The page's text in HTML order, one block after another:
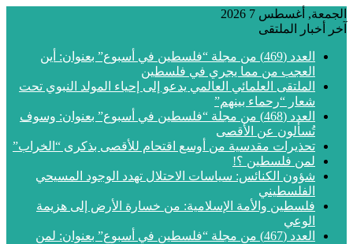
الجمعة, أغسطس 7 2026
آخر أخبار الملتقى
العدد (469) من مجلة “فلسطين في أسبوع” بعنوان: أين
العجب من مما يجري في فلسطين
الملتقى العلمائي العالمي يدعو إلى إحياء المولد النبوي تحت
شعار “رحماء بينهم”
العدد (468) من مجلة “فلسطين في أسبوع” بعنوان: وسوف
تُسألون عن الأقصى
تحذيرات مقدسية من أوسع اقتحام للأقصى بذكرى “الخراب”
لمن فلسطين ؟!
شؤون الكنائس: سياسات الاحتلال تهدد الوجود المسيحي
الفلسطيني
فلسطين والأمة الإسلامية: من خسارة الأرض إلى هزيمة
الوعي
العدد (467) من مجلة “فلسطين في أسبوع” بعنوان: لمن